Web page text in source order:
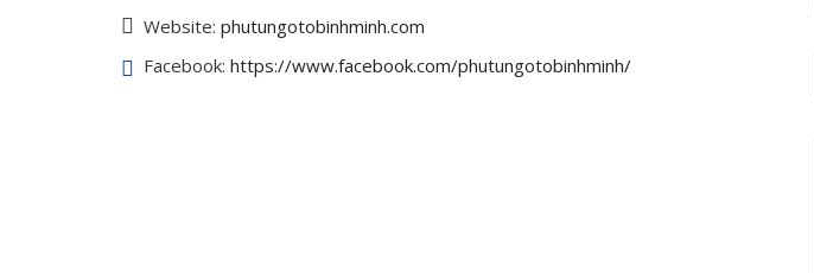
Website: phutungotobinhminh.com
Facebook: https://www.facebook.com/phutungotobinhminh/